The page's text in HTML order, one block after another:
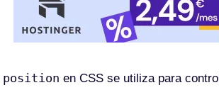
position en CSS se utiliza para